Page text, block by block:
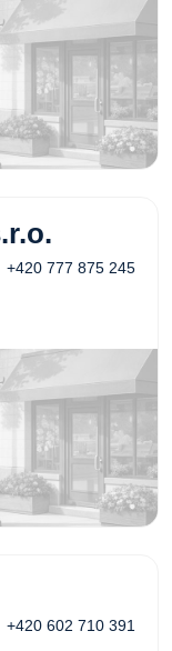
+420 777 875 245
+420 602 710 391